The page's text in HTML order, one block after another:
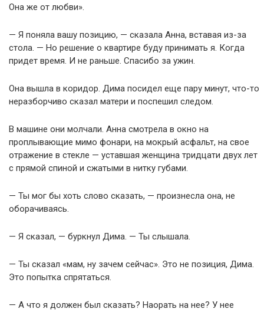
Она же от любви».
— Я поняла вашу позицию, — сказала Анна, вставая из-за
стола. — Но решение о квартире буду принимать я. Когда
придет время. И не раньше. Спасибо за ужин.
Она вышла в коридор. Дима посидел еще пару минут, что-то
неразборчиво сказал матери и поспешил следом.
В машине они молчали. Анна смотрела в окно на
проплывающие мимо фонари, на мокрый асфальт, на свое
отражение в стекле — уставшая женщина тридцати двух лет
с прямой спиной и сжатыми в нитку губами.
— Ты мог бы хоть слово сказать, — произнесла она, не
оборачиваясь.
— Я сказал, — буркнул Дима. — Ты слышала.
— Ты сказал «мам, ну зачем сейчас». Это не позиция, Дима.
Это попытка спрятаться.
— А что я должен был сказать? Наорать на нее? У нее